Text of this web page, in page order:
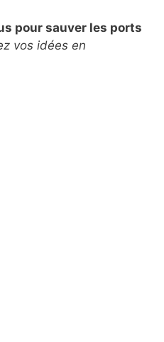
pour sauver les ports
vos idées en